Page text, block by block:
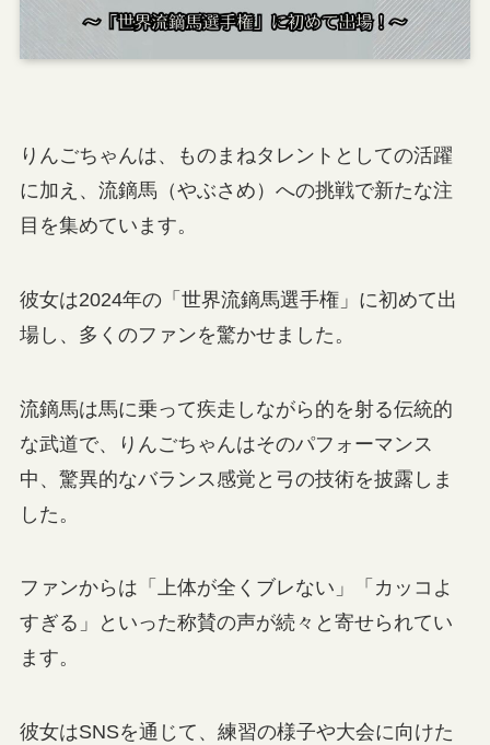
りんごちゃんは、ものまねタレントとしての活躍
に加え、流鏑馬（やぶさめ）への挑戦で新たな注
目を集めています。
彼女は2024年の「世界流鏑馬選手権」に初めて出
場し、多くのファンを驚かせました。
流鏑馬は馬に乗って疾走しながら的を射る伝統的
な武道で、りんごちゃんはそのパフォーマンス
中、驚異的なバランス感覚と弓の技術を披露しま
した。
ファンからは「上体が全くブレない」「カッコよ
すぎる」といった称賛の声が続々と寄せられてい
ます。
彼女はSNSを通じて、練習の様子や大会に向けた